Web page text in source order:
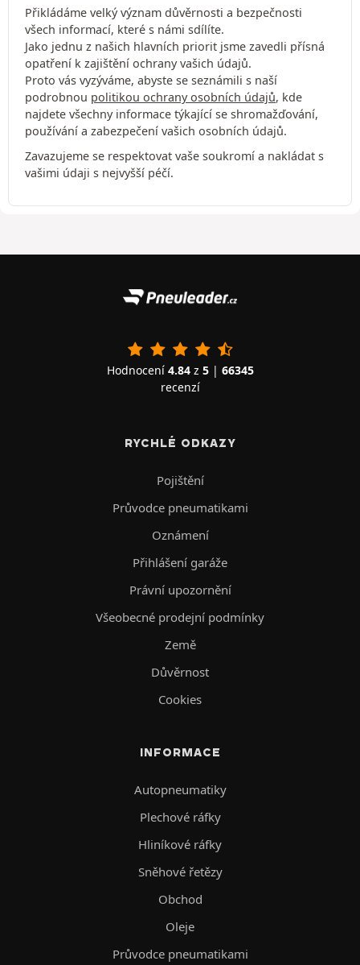
Přikládáme velký význam důvěrnosti a bezpečnosti
všech informací, které s námi sdílíte.
Jako jednu z našich hlavních priorit jsme zavedli přísná
opatření k zajištění ochrany vašich údajů.
Proto vás vyzýváme, abyste se seznámili s naší
podrobnou politikou ochrany osobních údajů, kde
najdete všechny informace týkající se shromažďování,
používání a zabezpečení vašich osobních údajů.
Zavazujeme se respektovat vaše soukromí a nakládat s
vašimi údaji s nejvyšší péčí.
Hodnocení 4.84z 5| 66345
recenzí
RYCHLÉ ODKAZY
Pojištění
Průvodce pneumatikami
Oznámení
Přihlášení garáže
Právní upozornění
Všeobecné prodejní podmínky
Země
Důvěrnost
Cookies
INFORMACE
Autopneumatiky
Plechové ráfky
Hliníkové ráfky
Sněhové řetězy
Obchod
Oleje
Průvodce pneumatikami